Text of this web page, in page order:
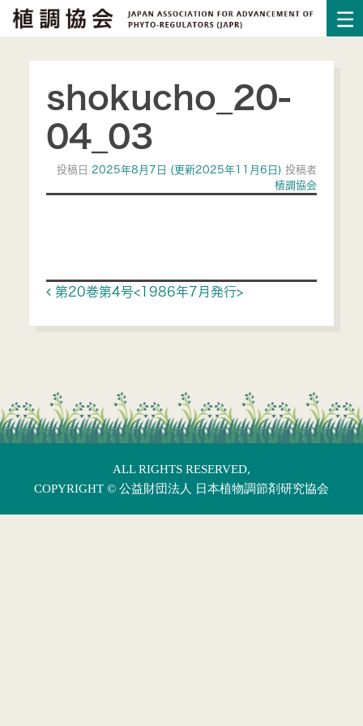
shokucho_20-
04_03
投稿日 2025年8月7日 (更新2025年11月6日)投稿者
植調協会
Post navigation
第20巻第4号<1986年7月発行>
ALL RIGHTS RESERVED,
COPYRIGHT © 公益財団法人 日本植物調節剤研究協会